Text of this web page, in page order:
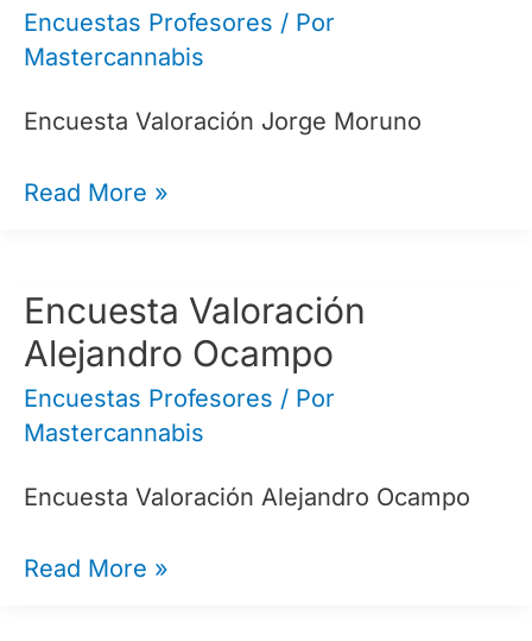
Encuestas Profesores / Por
Mastercannabis
Encuesta Valoración Jorge Moruno
Encuesta
Moruno
Read More »
Encuesta Valoración
Alejandro Ocampo
Encuestas Profesores / Por
Mastercannabis
Encuesta Valoración Alejandro Ocampo
Encuesta
Read More »